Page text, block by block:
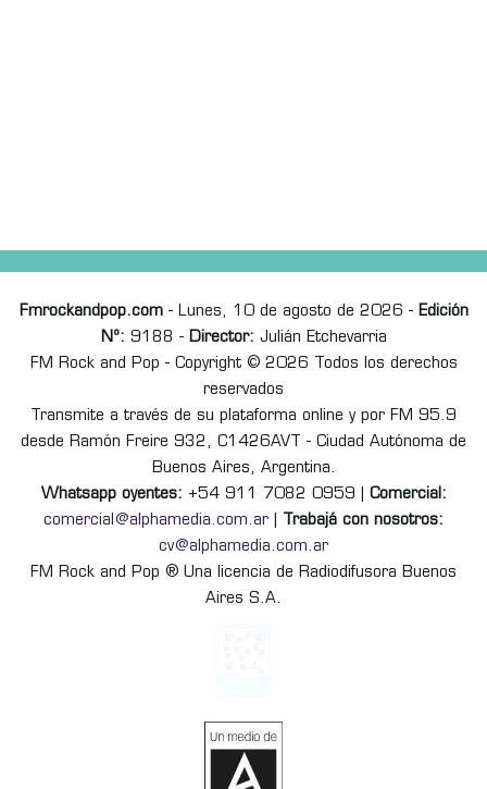
Fmrockandpop.com- Lunes, 10 de agosto de 2026 - Edición
Nº: 9188 - Director: Julián Etchevarria
FM Rock and Pop - Copyright © 2026 Todos los derechos
reservados
Transmite a través de su plataforma online y por FM 95.9
desde Ramón Freire 932, C1426AVT - Ciudad Autónoma de
Buenos Aires, Argentina.
Whatsapp oyentes: +54 911 7082 0959 | Comercial:
comercial@alphamedia.com.ar
Trabajá con nosotros:
cv@alphamedia.com.ar
FM Rock and Pop ® Una licencia de Radiodifusora Buenos
Aires S.A.